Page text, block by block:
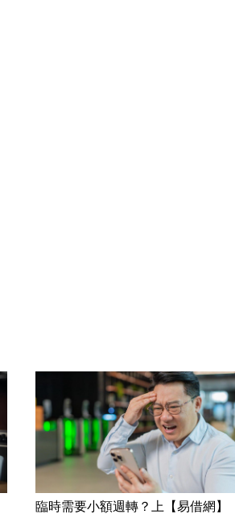
臨時需要小額週轉？上【易借網】